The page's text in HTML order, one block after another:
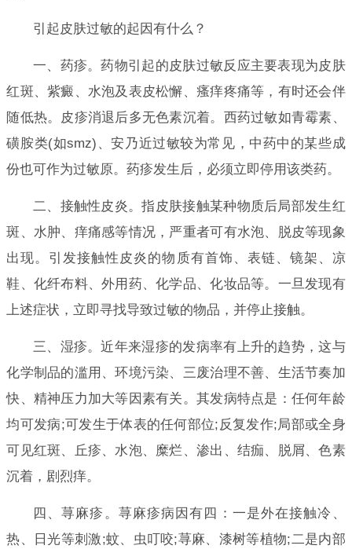
引起皮肤过敏的起因有什么？
一、药疹。药物引起的皮肤过敏反应主要表现为皮肤
红斑、紫癜、水泡及表皮松懈、瘙痒疼痛等，有时还会伴
随低热。皮疹消退后多无色素沉着。西药过敏如青霉素、
磺胺类(如smz)、安乃近过敏较为常见，中药中的某些成
份也可作为过敏原。药疹发生后，必须立即停用该类药。
二、接触性皮炎。指皮肤接触某种物质后局部发生红
斑、水肿、痒痛感等情况，严重者可有水泡、脱皮等现象
出现。引发接触性皮炎的物质有首饰、表链、镜架、凉
鞋、化纤布料、外用药、化学品、化妆品等。一旦发现有
上述症状，立即寻找导致过敏的物品，并停止接触。
三、湿疹。近年来湿疹的发病率有上升的趋势，这与
化学制品的滥用、环境污染、三废治理不善、生活节奏加
快、精神压力加大等因素有关。其发病特点是：任何年龄
均可发病;可发生于体表的任何部位;反复发作;局部或全身
可见红斑、丘疹、水泡、糜烂、渗出、结痂、脱屑、色素
沉着，剧烈痒。
四、荨麻疹。荨麻疹病因有四：一是外在接触冷、
热、日光等刺激;蚊、虫叮咬;荨麻、漆树等植物;二是内部